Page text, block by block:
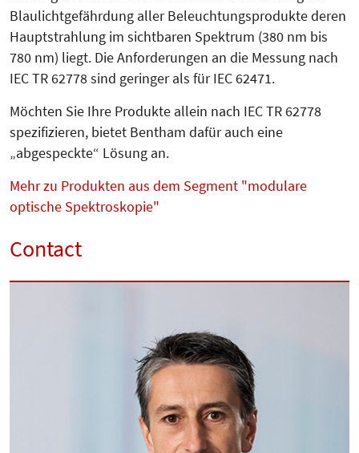
Blaulichtgefährdung aller Beleuchtungsprodukte deren
Hauptstrahlung im sichtbaren Spektrum (380 nm bis
780 nm) liegt. Die Anforderungen an die Messung nach
IEC TR 62778 sind geringer als für IEC 62471.
Möchten Sie Ihre Produkte allein nach IEC TR 62778
spezifizieren, bietet Bentham dafür auch eine
„abgespeckte“ Lösung an.
Mehr zu Produkten aus dem Segment "modulare
optische Spektroskopie"
Contact